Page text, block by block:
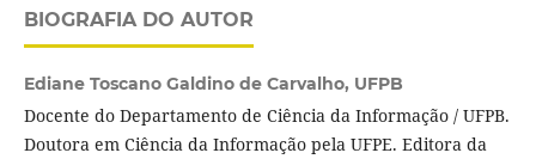
BIOGRAFIA DO AUTOR
Ediane Toscano Galdino de Carvalho, UFPB
Docente do Departamento de Ciência da Informação / UFPB.
Doutora em Ciência da Informação pela UFPE. Editora da